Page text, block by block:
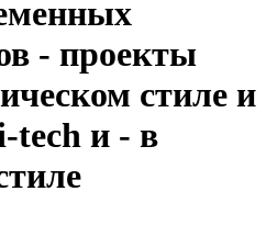
- проекты
стиле и
tech и - в